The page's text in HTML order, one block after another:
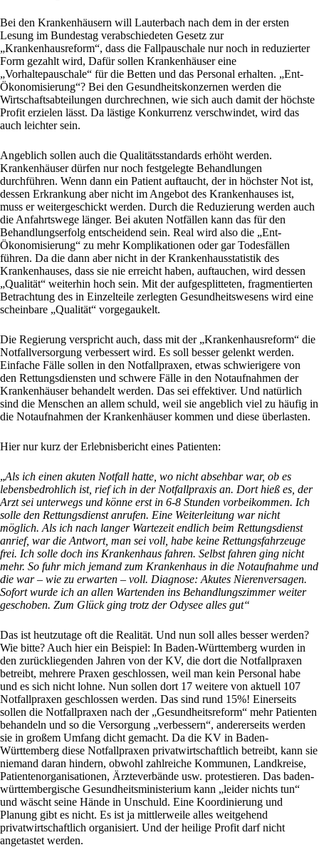
Bei den Krankenhäusern will Lauterbach nach dem in der ersten
Lesung im Bundestag verabschiedeten Gesetz zur
„Krankenhausreform“, dass die Fallpauschale nur noch in reduzierter
Form gezahlt wird, Dafür sollen Krankenhäuser eine
„Vorhaltepauschale“ für die Betten und das Personal erhalten. „Ent-
Ökonomisierung“? Bei den Gesundheitskonzernen werden die
Wirtschaftsabteilungen durchrechnen, wie sich auch damit der höchste
Profit erzielen lässt. Da lästige Konkurrenz verschwindet, wird das
auch leichter sein.
Angeblich sollen auch die Qualitätsstandards erhöht werden.
Krankenhäuser dürfen nur noch festgelegte Behandlungen
durchführen. Wenn dann ein Patient auftaucht, der in höchster Not ist,
dessen Erkrankung aber nicht im Angebot des Krankenhauses ist,
muss er weitergeschickt werden. Durch die Reduzierung werden auch
die Anfahrtswege länger. Bei akuten Notfällen kann das für den
Behandlungserfolg entscheidend sein. Real wird also die „Ent-
Ökonomisierung“ zu mehr Komplikationen oder gar Todesfällen
führen. Da die dann aber nicht in der Krankenhausstatistik des
Krankenhauses, dass sie nie erreicht haben, auftauchen, wird dessen
„Qualität“ weiterhin hoch sein. Mit der aufgesplitteten, fragmentierten
Betrachtung des in Einzelteile zerlegten Gesundheitswesens wird eine
scheinbare „Qualität“ vorgegaukelt.
Die Regierung verspricht auch, dass mit der „Krankenhausreform“ die
Notfallversorgung verbessert wird. Es soll besser gelenkt werden.
Einfache Fälle sollen in den Notfallpraxen, etwas schwierigere von
den Rettungsdiensten und schwere Fälle in den Notaufnahmen der
Krankenhäuser behandelt werden. Das sei effektiver. Und natürlich
sind die Menschen an allem schuld, weil sie angeblich viel zu häufig in
die Notaufnahmen der Krankenhäuser kommen und diese überlasten.
Hier nur kurz der Erlebnisbericht eines Patienten:
„Als ich einen akuten Notfall hatte, wo nicht absehbar war, ob es
lebensbedrohlich ist, rief ich in der Notfallpraxis an. Dort hieß es, der
Arzt sei unterwegs und könne erst in 6-8 Stunden vorbeikommen. Ich
solle den Rettungsdienst anrufen. Eine Weiterleitung war nicht
möglich. Als ich nach langer Wartezeit endlich beim Rettungsdienst
anrief, war die Antwort, man sei voll, habe keine Rettungsfahrzeuge
frei. Ich solle doch ins Krankenhaus fahren. Selbst fahren ging nicht
mehr. So fuhr mich jemand zum Krankenhaus in die Notaufnahme und
die war – wie zu erwarten – voll. Diagnose: Akutes Nierenversagen.
Sofort wurde ich an allen Wartenden ins Behandlungszimmer weiter
geschoben. Zum Glück ging trotz der Odysee alles gut“
Das ist heutzutage oft die Realität. Und nun soll alles besser werden?
Wie bitte? Auch hier ein Beispiel: In Baden-Württemberg wurden in
den zurückliegenden Jahren von der KV, die dort die Notfallpraxen
betreibt, mehrere Praxen geschlossen, weil man kein Personal habe
und es sich nicht lohne. Nun sollen dort 17 weitere von aktuell 107
Notfallpraxen geschlossen werden. Das sind rund 15%! Einerseits
sollen die Notfallpraxen nach der „Gesundheitsreform“ mehr Patienten
behandeln und so die Versorgung „verbessern“, andererseits werden
sie in großem Umfang dicht gemacht. Da die KV in Baden-
Württemberg diese Notfallpraxen privatwirtschaftlich betreibt, kann sie
niemand daran hindern, obwohl zahlreiche Kommunen, Landkreise,
Patientenorganisationen, Ärzteverbände usw. protestieren. Das baden-
württembergische Gesundheitsministerium kann „leider nichts tun“
und wäscht seine Hände in Unschuld. Eine Koordinierung und
Planung gibt es nicht. Es ist ja mittlerweile alles weitgehend
privatwirtschaftlich organisiert. Und der heilige Profit darf nicht
angetastet werden.